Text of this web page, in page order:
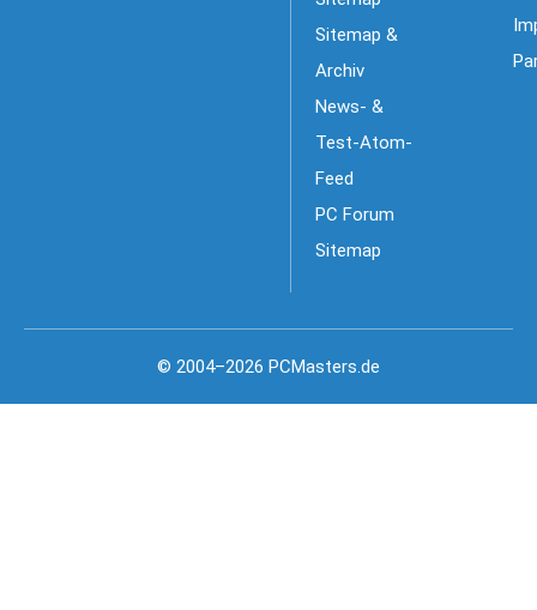
Sitemap &
Archiv
News- &
Test-Atom-
Feed
PC Forum
Sitemap
© 2004–2026 PCMasters.de